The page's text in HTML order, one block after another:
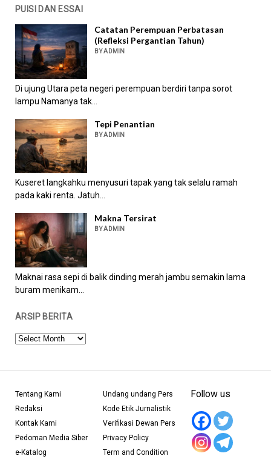
PUISI DAN ESSAI
Catatan Perempuan Perbatasan
(Refleksi Pergantian Tahun)
BY ADMIN
Di ujung Utara peta negeri perempuan berdiri tanpa sorot
lampu Namanya tak...
Tepi Penantian
BY ADMIN
Kuseret langkahku menyusuri tapak yang tak selalu ramah
pada kaki renta. Jatuh...
Makna Tersirat
BY ADMIN
Maknai rasa sepi di balik dinding merah jambu semakin lama
buram menikam...
ARSIP BERITA
ARSIP
Tentang Kami
Redaksi
Kontak Kami
Pedoman Media Siber
e-Katalog
Undang undang Pers
Kode Etik Jurnalistik
Verifikasi Dewan Pers
Privacy Policy
Term and Condition
Follow us